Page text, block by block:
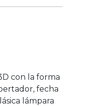
con la forma
fecha
lámpara